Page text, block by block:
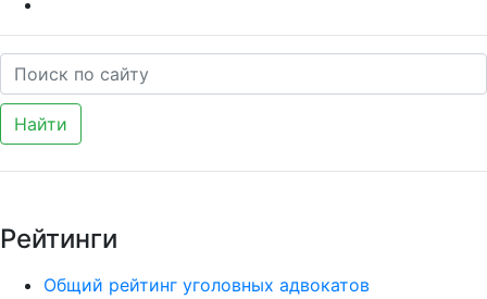
Найти
Рейтинги
Общий рейтинг уголовных адвокатов